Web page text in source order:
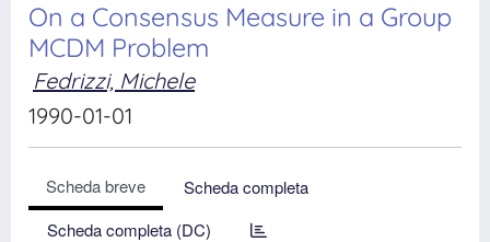
On a Consensus Measure in a Group
MCDM Problem
Fedrizzi, Michele
1990-01-01
Scheda breve
Scheda completa
Scheda completa (DC)